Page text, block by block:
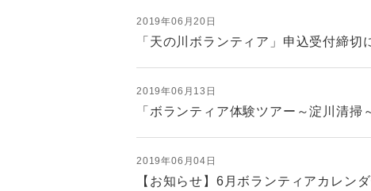
2019年06月20日
「天の川ボランティア」申込受付締切
2019年06月13日
「ボランティア体験ツアー～淀川清
2019年06月04日
【お知らせ】6月ボランティアカレン